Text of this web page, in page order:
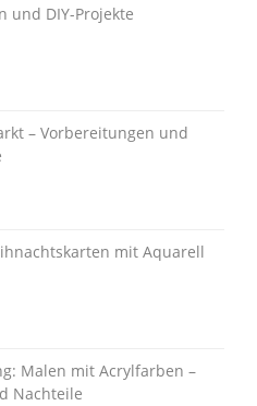
und DIY-Projekte
– Vorbereitungen und
mit Aquarell
Malen mit Acrylfarben –
Nachteile